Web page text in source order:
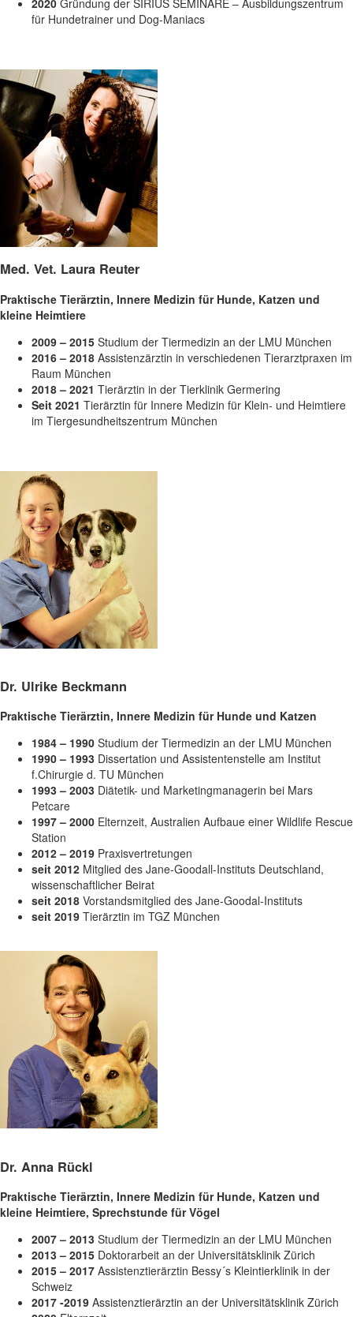
für Hundetrainer und Dog-Maniacs
Med. Vet. Laura Reuter
Praktische Tierärztin, Innere Medizin für Hunde, Katzen und
kleine Heimtiere
2009 – 2015 Studium der Tiermedizin an der LMU München
2016 – 2018 Assistenzärztin in verschiedenen Tierarztpraxen im
Raum München
2018 – 2021 Tierärztin in der Tierklinik Germering
Seit 2021 Tierärztin für Innere Medizin für Klein- und Heimtiere
im Tiergesundheitszentrum München
Dr. Ulrike Beckmann
Praktische Tierärztin, Innere Medizin für Hunde und Katzen
1984 – 1990 Studium der Tiermedizin an der LMU München
1990 – 1993 Dissertation und Assistentenstelle am Institut
f.Chirurgie d. TU München
1993 – 2003 Diätetik- und Marketingmanagerin bei Mars
Petcare
1997 – 2000 Elternzeit, Australien Aufbaue einer Wildlife Rescue
Station
2012 – 2019 Praxisvertretungen
seit 2012 Mitglied des Jane-Goodall-Instituts Deutschland,
wissenschaftlicher Beirat
seit 2018 Vorstandsmitglied des Jane-Goodal-Instituts
seit 2019 Tierärztin im TGZ München
Dr. Anna Rückl
Praktische Tierärztin, Innere Medizin für Hunde, Katzen und
kleine Heimtiere, Sprechstunde für Vögel
2007 – 2013 Studium der Tiermedizin an der LMU München
2013 – 2015 Doktorarbeit an der Universitätsklinik Zürich
2015 – 2017 Assistenztierärztin Bessy´s Kleintierklinik in der
Schweiz
2017 -2019 Assistenztierärztin an der Universitätsklinik Zürich